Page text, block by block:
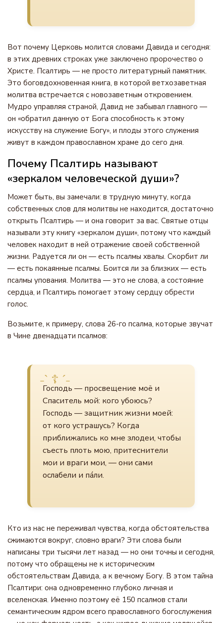
Вот почему Церковь молится словами Давида и сегодня:
в этих древних строках уже заключено пророчество о
Христе. Псалтирь — не просто литературный памятник.
Это боговдохновенная книга, в которой ветхозаветная
молитва встречается с новозаветным откровением.
Мудро управляя страной, Давид не забывал главного —
он «обратил данную от Бога способность к этому
искусству на служение Богу», и плоды этого служения
живут в каждом православном храме до сего дня.
Почему Псалтирь называют
«зеркалом человеческой души»?
Может быть, вы замечали: в трудную минуту, когда
собственных слов для молитвы не находится, достаточно
открыть Псалтирь — и она говорит за вас. Святые отцы
называли эту книгу «зеркалом души», потому что каждый
человек находит в ней отражение своей собственной
жизни. Радуется ли он — есть псалмы хвалы. Скорбит ли
— есть покаянные псалмы. Боится ли за близких — есть
псалмы упования. Молитва — это не слова, а состояние
сердца, и Псалтирь помогает этому сердцу обрести
голос.
Возьмите, к примеру, слова 26-го псалма, которые звучат
в Чине двенадцати псалмов:
Господь — просвещение моё и
Спаситель мой: кого убоюсь?
Господь — защитник жизни моей:
от кого устрашусь? Когда
приближались ко мне злодеи, чтобы
съесть плоть мою, притеснители
мои и враги мои, — они сами
ослабели и пáли.
Кто из нас не переживал чувства, когда обстоятельства
сжимаются вокруг, словно враги? Эти слова были
написаны три тысячи лет назад — но они точны и сегодня,
потому что обращены не к историческим
обстоятельствам Давида, а к вечному Богу. В этом тайна
Псалтири: она одновременно глубоко личная и
вселенская. Именно поэтому её 150 псалмов стали
семантическим ядром всего православного богослужения